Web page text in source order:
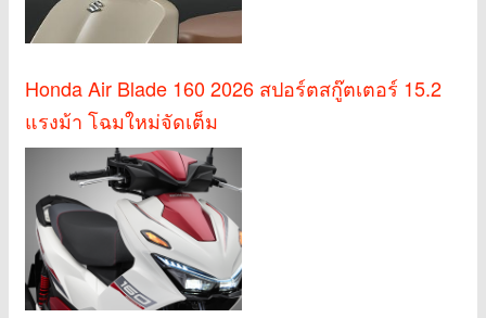
Honda Air Blade 160 2026 สปอร์ตสกู๊ตเตอร์ 15.2
แรงม้า โฉมใหม่จัดเต็ม